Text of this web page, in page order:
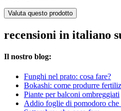
Valuta questo prodotto
recensioni in italiano
Il nostro blog:
Funghi nel prato: cosa fare?
Bokashi: come produrre
Piante per balconi ombreggiati
Addio foglie di pomodoro che